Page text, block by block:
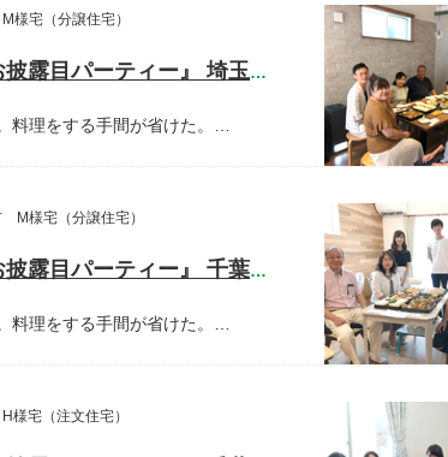
宅（分譲住宅）
開催しました! 『新築お披露目パーティー』 埼玉県三郷市 M様宅
料理をする手間が省けた。…
様宅（分譲住宅）
開催しました! 『新築お披露目パーティー』 千葉県我孫子市 M様宅
料理をする手間が省けた。…
宅（注文住宅）